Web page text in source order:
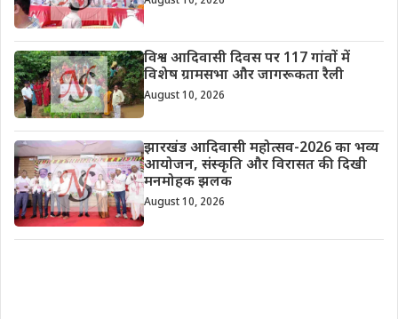
विश्व आदिवासी दिवस पर 117 गांवों में
विशेष ग्रामसभा और जागरूकता रैली
August 10, 2026
झारखंड आदिवासी महोत्सव-2026 का भव्य
आयोजन, संस्कृति और विरासत की दिखी
मनमोहक झलक
August 10, 2026